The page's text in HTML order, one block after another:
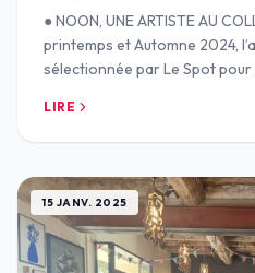
● NOON, UNE ARTISTE AU
printemps et Automne 2024,
sélectionnée par Le Spot
LIRE
15 JANV. 2025